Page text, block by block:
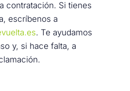
contratación. Si tienes
escríbenos a
. Te ayudamos
y, si hace falta, a